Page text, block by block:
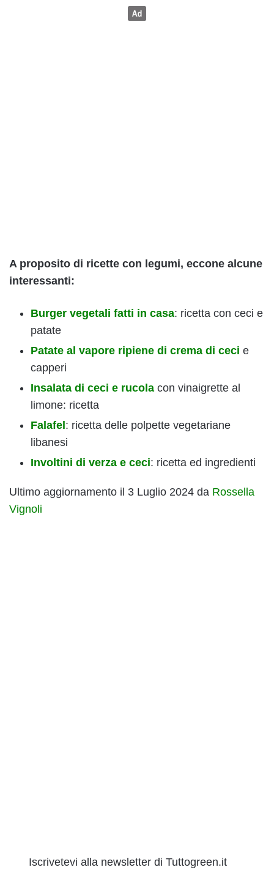
A proposito di ricette con legumi, eccone alcune
interessanti:
Burger vegetali fatti in casa: ricetta con ceci e
patate
Patate al vapore ripiene di crema di ceci e
capperi
Insalata di ceci e rucola con vinaigrette al
limone: ricetta
Falafel: ricetta delle polpette vegetariane
libanesi
Involtini di verza e ceci: ricetta ed ingredienti
Ultimo aggiornamento il 3 Luglio 2024 da Rossella
Vignoli
Iscrivetevi alla newsletter di Tuttogreen.it